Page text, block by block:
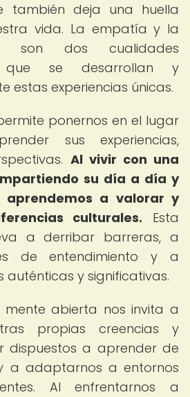
también deja una huella
vida. La empatía y la
son dos cualidades
que se desarrollan y
estas experiencias únicas.
ponernos en el lugar
sus experiencias,
Al vivir con una
su día a día y
aprendemos a valorar y
culturales. Esta
a derribar barreras, a
de entendimiento y a
auténticas y significativas.
abierta nos invita a
propias creencias y
dispuestos a aprender de
a adaptarnos a entornos
Al enfrentarnos a